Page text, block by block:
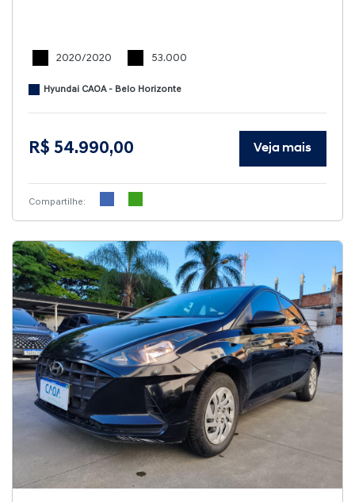
2020/2020 53.000
Hyundai CAOA - Belo Horizonte
R$ 54.990,00 Veja mais
Compartilhe: